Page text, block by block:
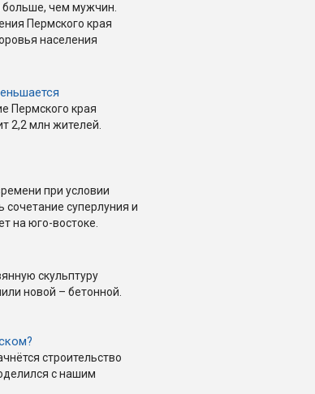
больше, чем мужчин.
Пермского края
населения
Пермского края
2,2 млн жителей.
при условии
суперлуния и
на юго-востоке.
скульптуру
новой – бетонной.
строительство
с нашим